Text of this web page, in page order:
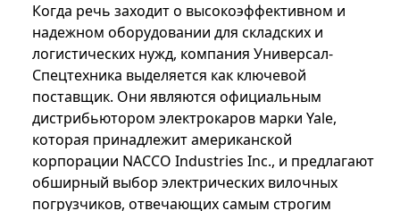
Когда речь заходит о высокоэффективном и
надежном оборудовании для складских и
логистических нужд, компания Универсал-
Спецтехника выделяется как ключевой
поставщик. Они являются официальным
дистрибьютором электрокаров марки Yale,
которая принадлежит американской
корпорации NACCO Industries Inc., и предлагают
обширный выбор электрических вилочных
погрузчиков, отвечающих самым строгим